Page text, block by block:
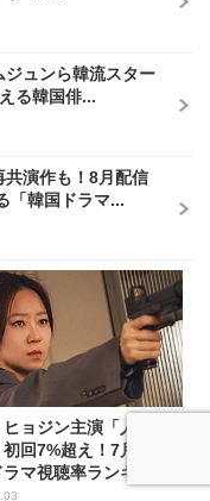
ジュンら韓流スター
る韓国俳...
共演作も！8月配信
「韓国ドラマ...
ョジン主演「人妻キ
回7%超え！7月第5週
マ視聴率ランキ...